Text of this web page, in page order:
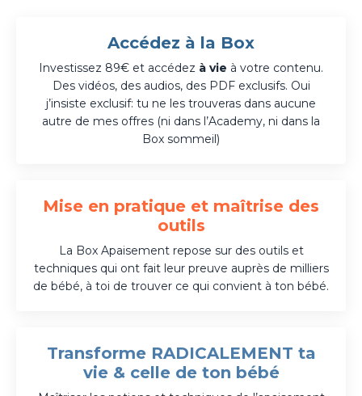
Accédez à la Box
Investissez 89€ et accédez à vie à votre contenu.
Des vidéos, des audios, des PDF exclusifs. Oui
j’insiste exclusif: tu ne les trouveras dans aucune
autre de mes offres (ni dans l’Academy, ni dans la
Box sommeil)
Mise en pratique et maîtrise des
outils
La Box Apaisement repose sur des outils et
techniques qui ont fait leur preuve auprès de milliers
de bébé, à toi de trouver ce qui convient à ton bébé.
Transforme RADICALEMENT ta
vie & celle de ton bébé